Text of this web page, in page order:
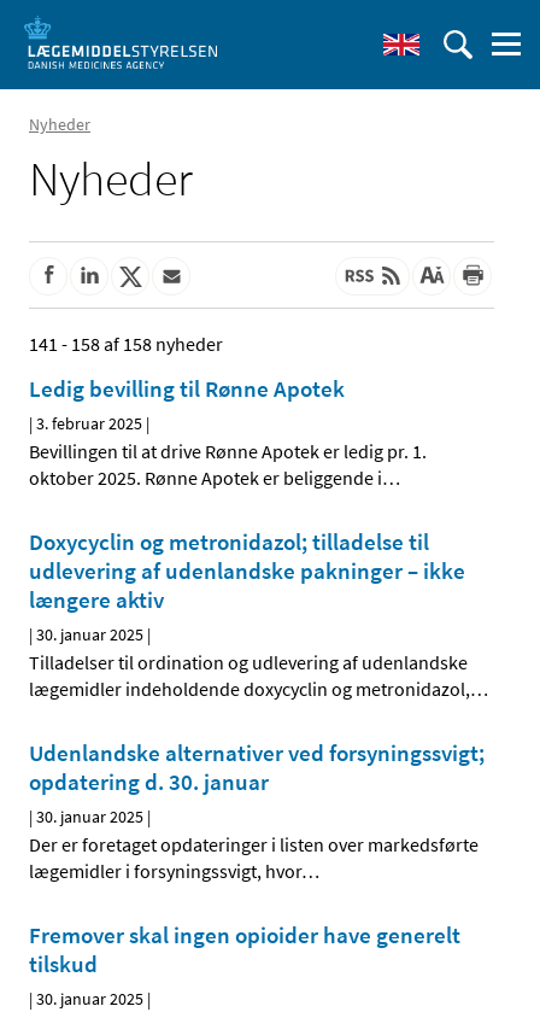
Nyheder
Nyheder
141 - 158 af 158 nyheder
Ledig bevilling til Rønne Apotek
|3. februar 2025 |
Bevillingen til at drive Rønne Apotek er ledig pr. 1.
oktober 2025. Rønne Apotek er beliggende i…
Doxycyclin og metronidazol; tilladelse til
udlevering af udenlandske pakninger – ikke
længere aktiv
|30. januar 2025 |
Tilladelser til ordination og udlevering af udenlandske
lægemidler indeholdende doxycyclin og metronidazol,…
Udenlandske alternativer ved forsyningssvigt;
opdatering d. 30. januar
|30. januar 2025 |
Der er foretaget opdateringer i listen over markedsførte
lægemidler i forsyningssvigt, hvor…
Fremover skal ingen opioider have generelt
tilskud
|30. januar 2025 |